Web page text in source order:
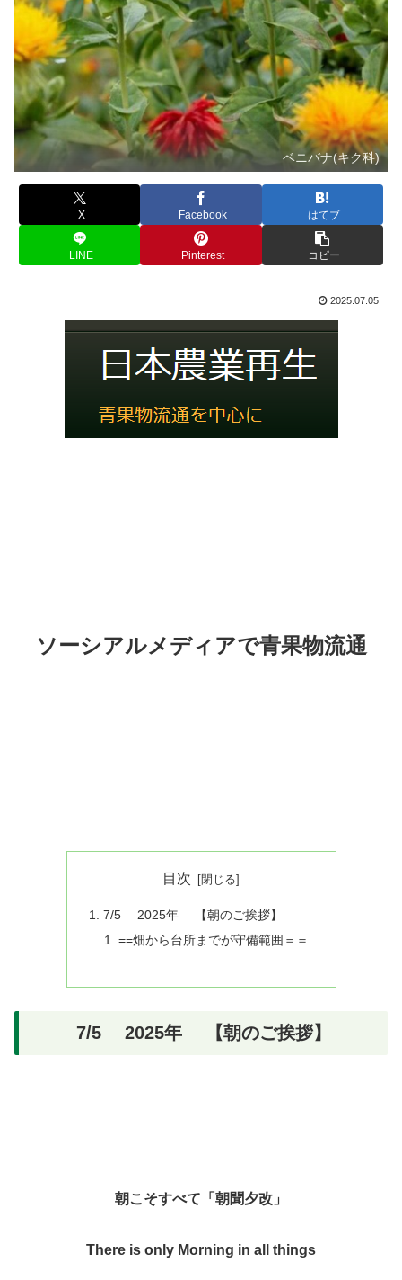
ベニバナ(キク科)
X Facebook はてブ
LINE Pinterest コピー
2025.07.05
ソーシアルメディアで青果物流通
目次
7/5 2025年 【朝のご挨拶】
==畑から台所までが守備範囲＝＝
7/5 2025年 【朝のご挨拶】
朝こそすべて「朝聞夕改」
There is only Morning in all things